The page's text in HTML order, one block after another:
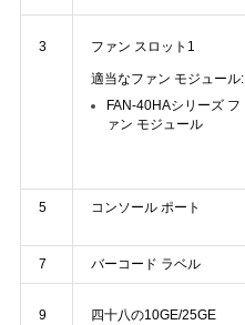
イ
ポ
リ
シ
3 ファン スロット1
適当なファン モジュール:
FAN-40HAシリーズ フ
ァン モジュール
5 コンソール ポート
7 バーコード ラベル
9
四十八の10GE/25GE